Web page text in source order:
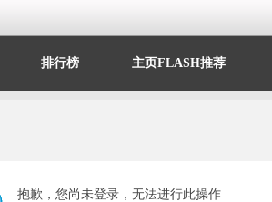
排行榜 主页FLASH推荐
抱歉，您尚未登录，无法进行此操作